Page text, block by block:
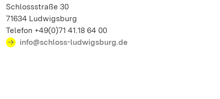
Schlossstraße 30
71634 Ludwigsburg
Telefon +49(0)71 41.18 64 00
info@schloss-ludwigsburg.de